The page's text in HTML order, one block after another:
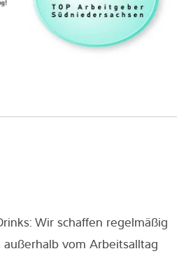
Wir schaffen regelmäßig
vom Arbeitsalltag